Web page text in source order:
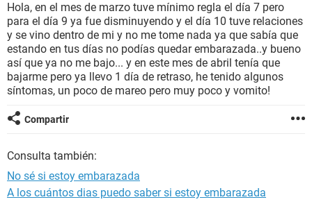
BIENESTAR
SEXUALIDAD
GLOSARIO
Hola, en el mes de marzo tuve mínimo regla el día 7 pero
para el día 9 ya fue disminuyendo y el día 10 tuve relaciones
y se vino dentro de mi y no me tome nada ya que sabía que
estando en tus días no podías quedar embarazada..y bueno
así que ya no me bajo... y en este mes de abril tenía que
bajarme pero ya llevo 1 día de retraso, he tenido algunos
síntomas, un poco de mareo pero muy poco y vomito!
Compartir
Consulta también:
No sé si estoy embarazada
A los cuántos dias puedo saber si estoy embarazada